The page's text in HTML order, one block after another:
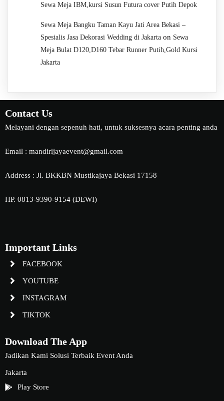
Sewa Meja IBM,kursi Susun Futura cover Putih Depok
Sewa Meja Bangku Taman Kayu Jati Area Bekasi –
Spesialis Jasa Dekorasi Wedding di Jakarta on Sewa
Meja Bulat D120,D160 Tebar Runner Putih,Gold Kursi
Jakarta
Contact Us
Melayani dengan sepenuh hati, untuk suksesnya acara penting anda
Email : mandirijayaevent@gmail.com
Address : Jl. BKKBN Mustikajaya Bekasi 17158
HP. 0813-9390-9154 (DEWI)
Important Links
FACEBOOK
YOUTUBE
INSTAGRAM
TIKTOK
Download The App
Jadikan Kami Solusi Terbaik Event Anda
Jakarta
Play Store